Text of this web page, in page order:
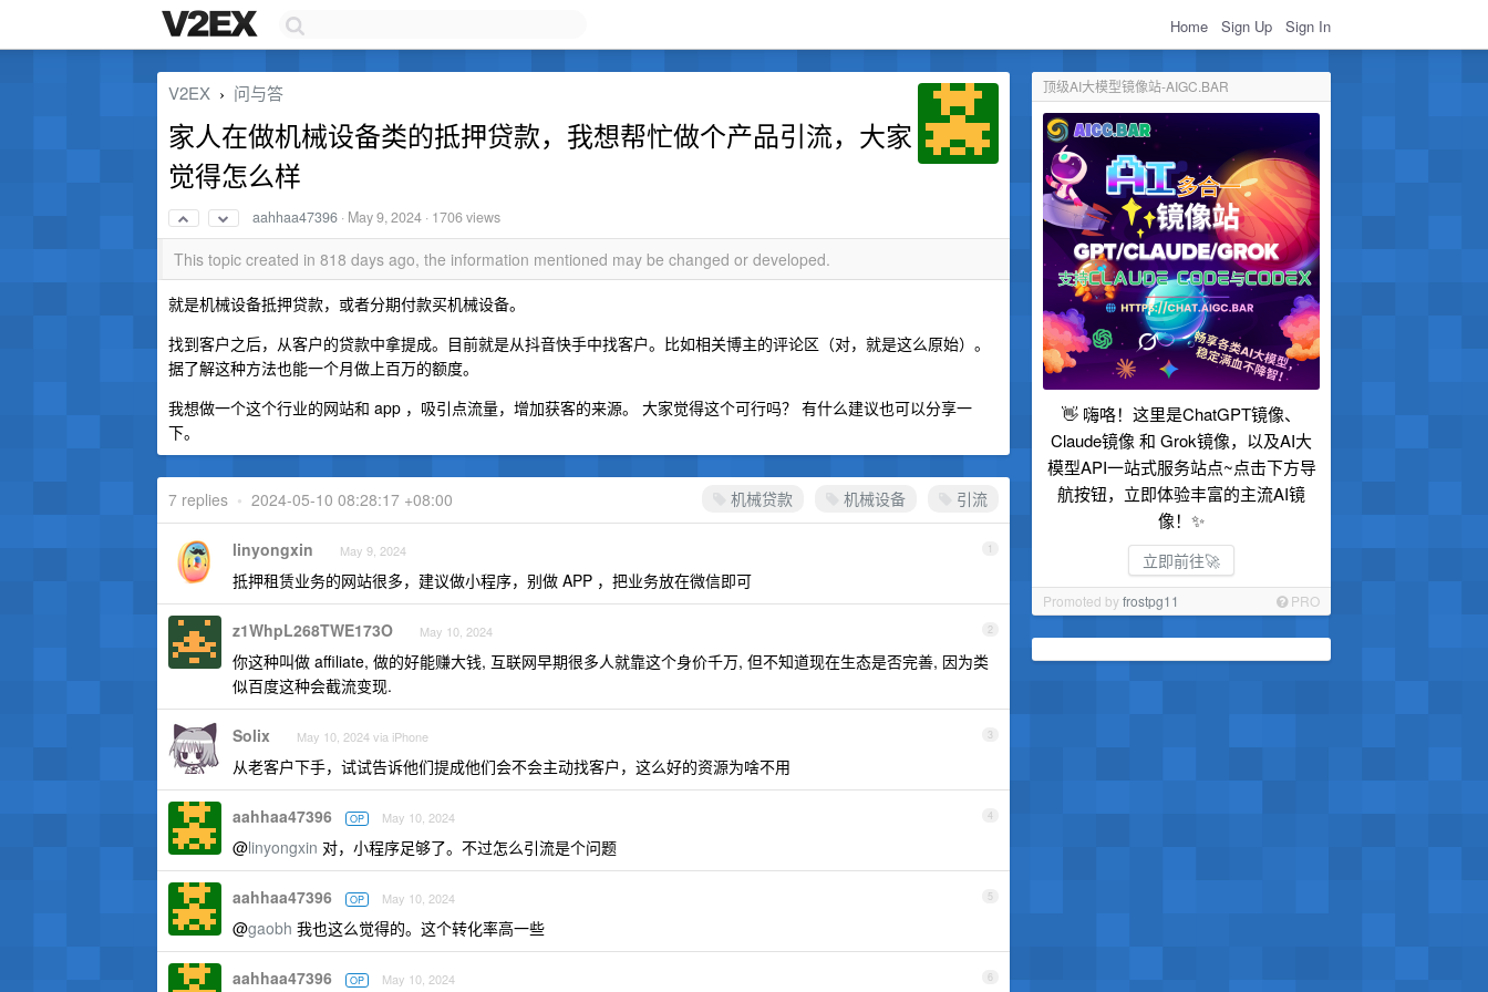
Home Sign Up Sign In
顶级AI大模型镜像站-AIGC.BAR
👋 嗨咯！这里是ChatGPT镜像、
Claude镜像 和 Grok镜像，以及AI大
模型API一站式服务站点~点击下方导
航按钮，立即体验丰富的主流AI镜
像！✨
立即前往🚀
Promoted byfrostpg11 PRO
V2EX › 问与答
家人在做机械设备类的抵押贷款，我想帮忙做个产品引流，大家
觉得怎么样
aahhaa47396 · May 9, 2024 · 1706 views
This topic created in 818 days ago, the information mentioned may be changed or developed.
就是机械设备抵押贷款，或者分期付款买机械设备。
找到客户之后，从客户的贷款中拿提成。目前就是从抖音快手中找客户。比如相关博主的评论区（对，就是这么原始）。
据了解这种方法也能一个月做上百万的额度。
我想做一个这个行业的网站和 app ，吸引点流量，增加获客的来源。 大家觉得这个可行吗？ 有什么建议也可以分享一
下。
机械贷款 机械设备 引流
7 replies • 2024-05-10 08:28:17 +08:00
1
linyongxin May 9, 2024
抵押租赁业务的网站很多，建议做小程序，别做 APP ，把业务放在微信即可
2
z1WhpL268TWE173O May 10, 2024
你这种叫做 affiliate, 做的好能赚大钱, 互联网早期很多人就靠这个身价千万, 但不知道现在生态是否完善, 因为类
似百度这种会截流变现.
3
Solix May 10, 2024 via iPhone
从老客户下手，试试告诉他们提成他们会不会主动找客户，这么好的资源为啥不用
4
aahhaa47396 OP May 10, 2024
@linyongxin 对，小程序足够了。不过怎么引流是个问题
5
aahhaa47396 OP May 10, 2024
@gaobh 我也这么觉得的。这个转化率高一些
6
aahhaa47396 OP May 10, 2024